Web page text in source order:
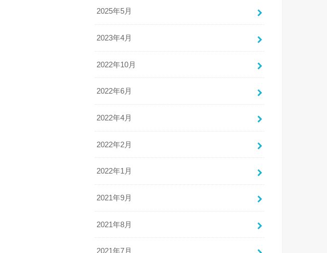
2025年5月
2023年4月
2022年10月
2022年6月
2022年4月
2022年2月
2022年1月
2021年9月
2021年8月
2021年7月